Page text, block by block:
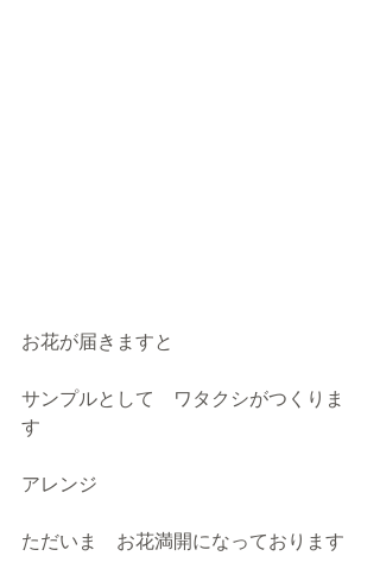
お花が届きますと
サンプルとして　ワタクシがつくりま
す
アレンジ
ただいま　お花満開になっております